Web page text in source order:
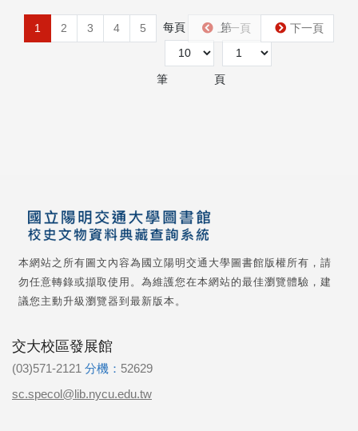
1 2 3 4 5 每頁
筆
第
頁
上一頁 下一頁
本網站之所有圖文內容為國立陽明交通大學圖書館版權所有，請
勿任意轉錄或擷取使用。為維護您在本網站的最佳瀏覽體驗，建
議您主動升級瀏覽器到最新版本。
交大校區發展館
(03)571-2121 分機： 52629
sc.specol@lib.nycu.edu.tw